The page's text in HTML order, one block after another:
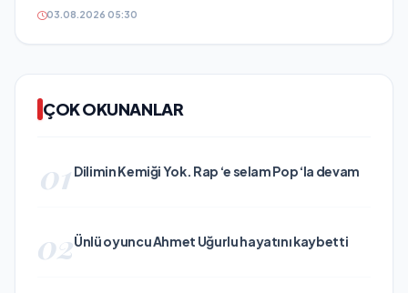
03.08.2026 05:30
ÇOK OKUNANLAR
01 Dilimin Kemiği Yok. Rap ‘e selam Pop ‘la devam
02Ünlü oyuncu Ahmet Uğurlu hayatını kaybetti